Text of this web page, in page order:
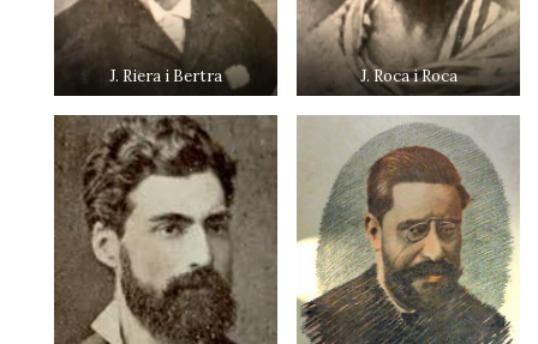
J. Riera i Bertra J. Roca i Roca